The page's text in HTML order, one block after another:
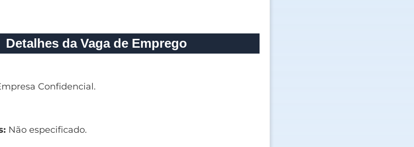
Detalhes da Vaga de Emprego
Confidencial.
Não especificado.